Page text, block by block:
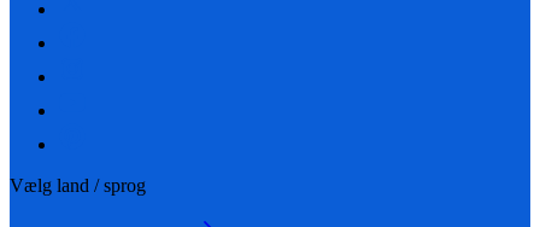
Vælg land / sprog